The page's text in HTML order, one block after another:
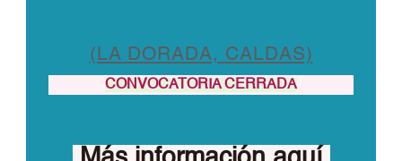
(LA DORADA, CALDAS)
CONVOCATORIA CERRADA